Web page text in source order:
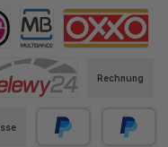
Rechnung
Multibanco